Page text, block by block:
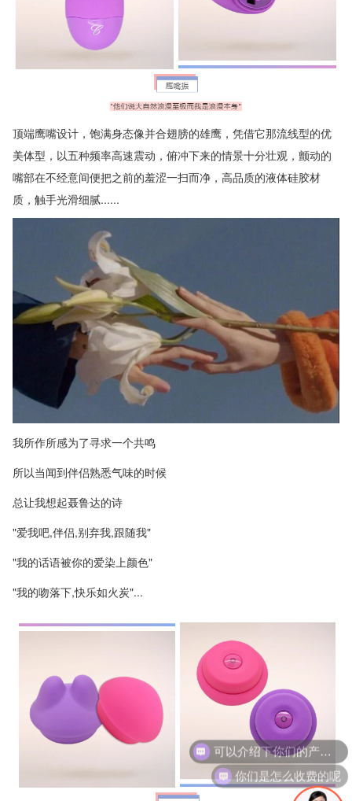
顶端鹰嘴设计，饱满身态像并合翅膀的雄鹰，凭借它那流线型的优
美体型，以五种频率高速震动，俯冲下来的情景十分壮观，颤动的
嘴部在不经意间便把之前的羞涩一扫而净，高品质的液体硅胶材
质，触手光滑细腻......
我所作所感为了寻求一个共鸣
所以当闻到伴侣熟悉气味的时候
总让我想起聂鲁达的诗
"爱我吧,伴侣,别弃我,跟随我"
"我的话语被你的爱染上颜色"
"我的吻落下,快乐如火炭"...
你们是怎么收费的呢